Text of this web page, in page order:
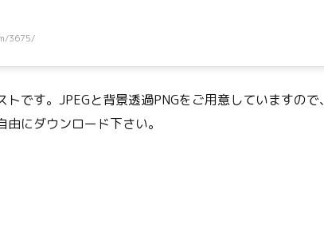
3675/
です。JPEGと背景透過PNGをご用意していますので、
にダウンロード下さい。